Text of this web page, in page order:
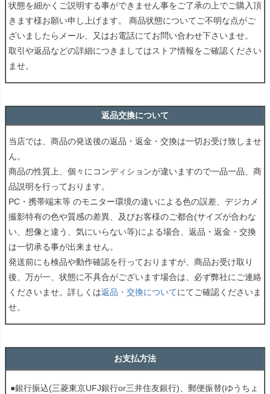
状態を細かくご説明する事ができません事をご了承の上でご購入頂
きます様お願い申し上げます。 商品状態についてご不明な点がご
ざいましたらメール、又はお電話にてお問い合わせ下さいませ。
取引や返品などの詳細につきましてはストア情報をご確認ください
ませ。
返品交換について
当店では、商品の発送後の返品・返金・交換は一切お受け致しませ
ん。
商品の性質上、個々にコンディションが違いますので一品一品、商
品説明を行っております。
PC・携帯端末等 のモニター環境の違いによる色の誤差、デジカメ
撮影特有の色や質感の差異、及びお客様のご都合(サイズが合わな
い、想像と違う、気にいらない等)による場合、返品・返金・交換
は一切承る事が出来ません。
発送前にも検品や動作確認を行っておりますが、商品お受け取り
後、万が一、状態に不具合がございます場合は、必ず弊社にご連絡
くださいませ。詳しくは返品・交換についてにてご確認くださいま
せ。
お支払方法
●銀行振込(三菱東京UFJ銀行or三井住友銀行)、郵便振替(ゆうちょ